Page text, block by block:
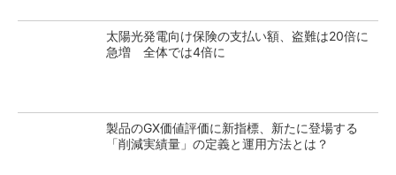
太陽光発電向け保険の支払い額、盗難は20倍に
急増 全体では4倍に
製品のGX価値評価に新指標、新たに登場する
「削減実績量」の定義と運用方法とは？